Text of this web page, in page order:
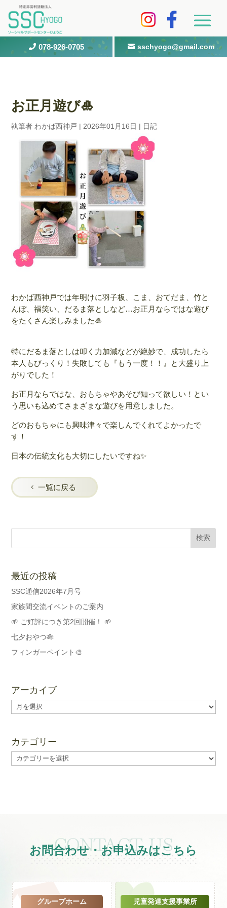
 078-926-0705  sschyogo@gmail.com
お正月遊び🎍
執筆者 わかば西神戸 | 2026年01月16日 | 日記
わかば西神戸では年明けに羽子板、こま、おてだま、竹と
んぼ、福笑い、だるま落としなど…お正月ならではな遊び
をたくさん楽しみました🎍
特にだるま落としは叩く力加減などが絶妙で、成功したら
本人もびっくり！失敗しても『もう一度！！』と大盛り上
がりでした！
お正月ならではな、おもちゃやあそび知って欲しい！とい
う思いも込めてさまざまな遊びを用意しました。
どのおもちゃにも興味津々で楽しんでくれてよかったで
す！
日本の伝統文化も大切にしたいですね✨
一覧に戻る
最近の投稿
SSC通信2026年7月号
家族間交流イベントのご案内
🌱 ご好評につき第2回開催！ 🌱
七夕おやつ🎋
フィンガーペイント🎨
アーカイブ
ア
ー
イ
ブ
カテゴリー
カ
テ
お問合わせ・お申込みはこちら
グループホーム 児童発達支援事業所